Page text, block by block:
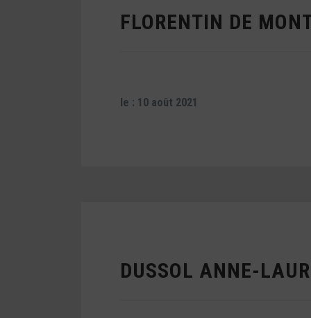
FLORENTIN DE
le : 10 août 2021
DUSSOL ANNE-